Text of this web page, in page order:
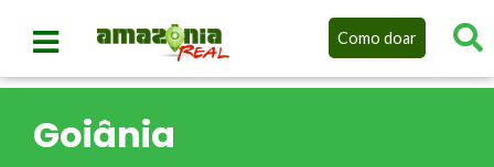
Como doar
Goiânia